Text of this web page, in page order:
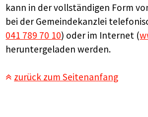
kann in der vollständigen Form
bei der Gemeindekanzlei
041 789 70 10) oder im Internet (
heruntergeladen werden.
zurück zum Seitenanfang